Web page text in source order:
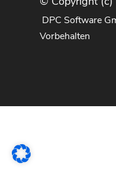
DPC Software
Vorbehalten